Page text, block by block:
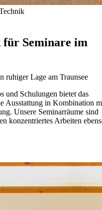
***Superior
für Seminare im
ruhiger Lage am Traunsee
und Schulungen bietet das
Ausstattung in Kombination
Unsere Seminarräume sind
konzentriertes Arbeiten